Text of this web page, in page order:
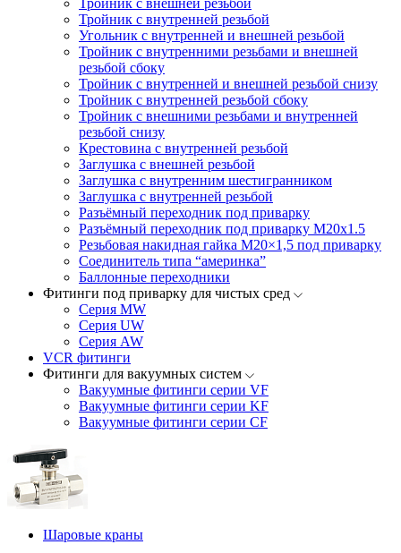
Тройник с внешней резьбой
Тройник с внутренней резьбой
Угольник с внутренней и внешней резьбой
Тройник с внутренними резьбами и внешней
резьбой сбоку
Тройник с внутренней и внешней резьбой снизу
Тройник с внутренней резьбой сбоку
Тройник с внешними резьбами и внутренней
резьбой снизу
Крестовина с внутренней резьбой
Заглушка с внешней резьбой
Заглушка с внутренним шестигранником
Заглушка с внутренней резьбой
Разъёмный переходник под приварку
Разъёмный переходник под приварку М20х1.5
Резьбовая накидная гайка M20×1,5 под приварку
Соединитель типа “америнка”
Баллонные переходники
Фитинги под приварку для чистых сред
Серия MW
Серия UW
Серия AW
VCR фитинги
Фитинги для вакуумных систем
Вакуумные фитинги серии VF
Вакуумные фитинги серии KF
Вакуумные фитинги серии CF
Шаровые краны